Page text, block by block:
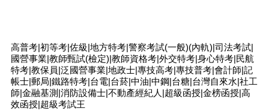
高普考|初等考|佐級|地方特考|警察考試(一般)(內軌)|司法考試|
國營事業|教師甄試(檢定)|教師資格考|外交特考|身心特考|民航
特考|教保員|泛國營事業|地政士|專技高考|專技普考|會計師|記
帳士|郵局|鐵路特考|台電|台菸|中油|中鋼|台糖|台灣自來水|社工
師|金融基測|消防設備士|不動產經紀人|超級函授|金榜函授|高
效函授|超級考試王